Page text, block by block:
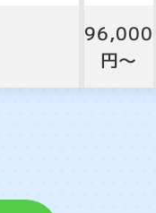
96,000
円～